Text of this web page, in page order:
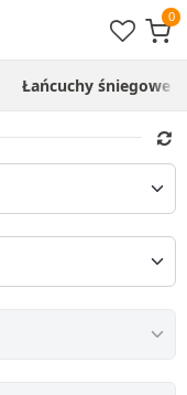
Łańcuchy śniegowe